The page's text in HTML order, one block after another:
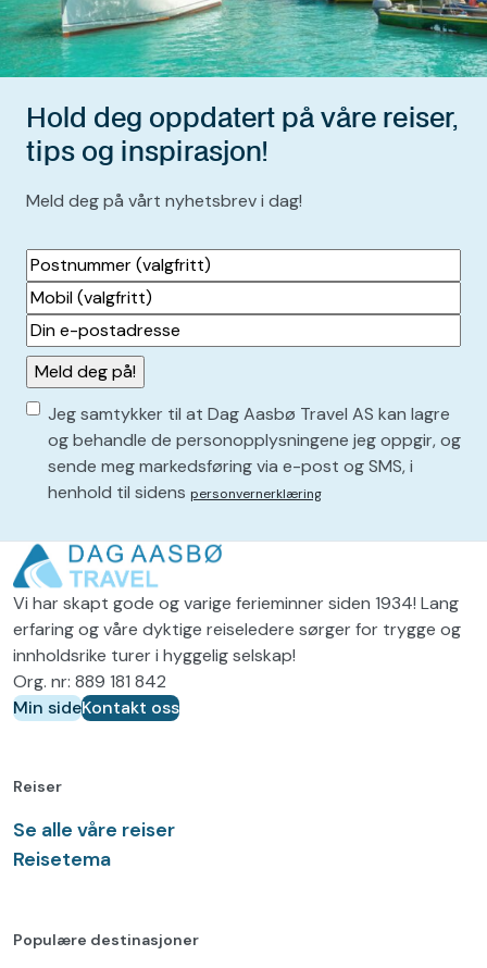
Hold deg oppdatert på våre reiser,
tips og inspirasjon!
Meld deg på vårt nyhetsbrev i dag!
Din
e-
postadresse(
P
d
)
Postnummer
(valgfritt)
Mobil
(valgfritt)
Consent
k
r
e
v
d
)
Jeg samtykker til at Dag Aasbø Travel AS kan lagre
og behandle de personopplysningene jeg oppgir, og
sende meg markedsføring via e-post og SMS, i
henhold til sidens personvernerklæring
Vi har skapt gode og varige ferieminner siden 1934! Lang
erfaring og våre dyktige reiseledere sørger for trygge og
innholdsrike turer i hyggelig selskap!
Org. nr: 889 181 842
Min sideKontakt oss
Reiser
Se alle våre reiser
Reisetema
Populære destinasjoner